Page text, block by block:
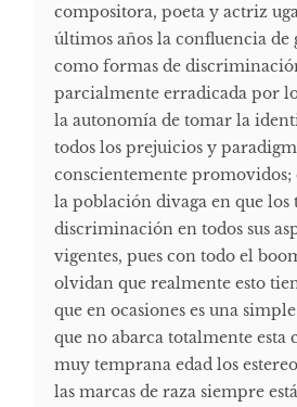
compositora, poeta y actriz
últimos años la confluencia de
como formas de
parcialmente erradicada por
la autonomía de tomar la
todos los prejuicios y
conscientemente
la población divaga en que los
discriminación en todos sus
vigentes, pues con todo el
olvidan que realmente esto
que en ocasiones es una
que no abarca totalmente esta
muy temprana edad los
las marcas de raza siempre